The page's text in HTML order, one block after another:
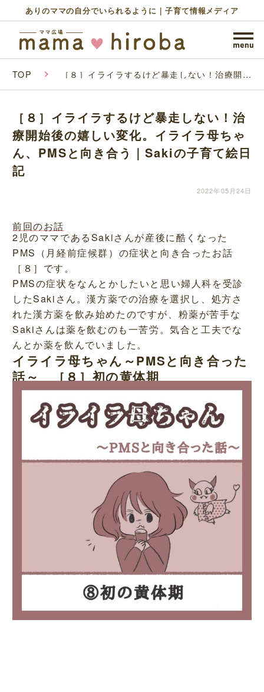
ありのママの自分でいられるように｜子育て情報メディア
TOP ［８］イライラするけど暴走しない！治療開始
向き合う｜Sakiの子育て絵日記
［８］イライラするけど暴走しない！治
療開始後の嬉しい変化。イライラ母ちゃ
ん、PMSと向き合う｜Sakiの子育て絵日
記
2022年05月24日
前回のお話
2児のママであるSakiさんが産後に酷くなった
PMS（月経前症候群）の症状と向き合ったお話
［８］です。
PMSの症状をなんとかしたいと思い婦人科を受診
したSakiさん。漢方薬での治療を選択し、処方さ
れた漢方薬を飲み始めたのですが、粉薬が苦手な
Sakiさんは薬を飲むのも一苦労。気合と工夫でな
んとか薬を飲んでいました。
イライラ母ちゃん～PMSと向き合った
話～ ［８］初の黄体期